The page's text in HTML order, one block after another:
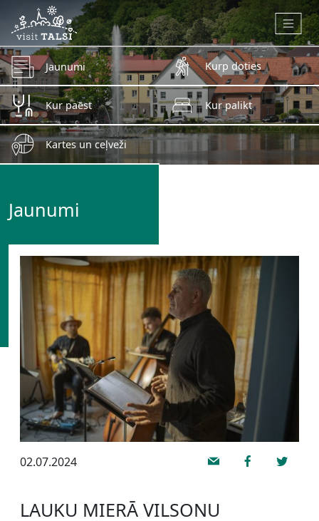
Skip to main content
Jaunumi Kurp doties
Kur paēst Kur palikt
Kartes un ceļveži
Jaunumi
02.07.2024
LAUKU MIERĀ VILSONU